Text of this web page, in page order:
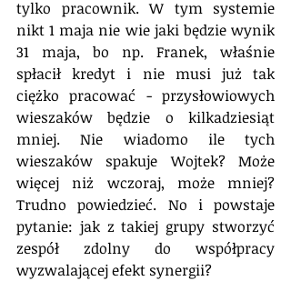
tylko pracownik. W tym systemie
nikt 1 maja nie wie jaki będzie wynik
31 maja, bo np. Franek, właśnie
spłacił kredyt i nie musi już tak
ciężko pracować - przysłowiowych
wieszaków będzie o kilkadziesiąt
mniej. Nie wiadomo ile tych
wieszaków spakuje Wojtek? Może
więcej niż wczoraj, może mniej?
Trudno powiedzieć. No i powstaje
pytanie: jak z takiej grupy stworzyć
zespół zdolny do współpracy
wyzwalającej efekt synergii?